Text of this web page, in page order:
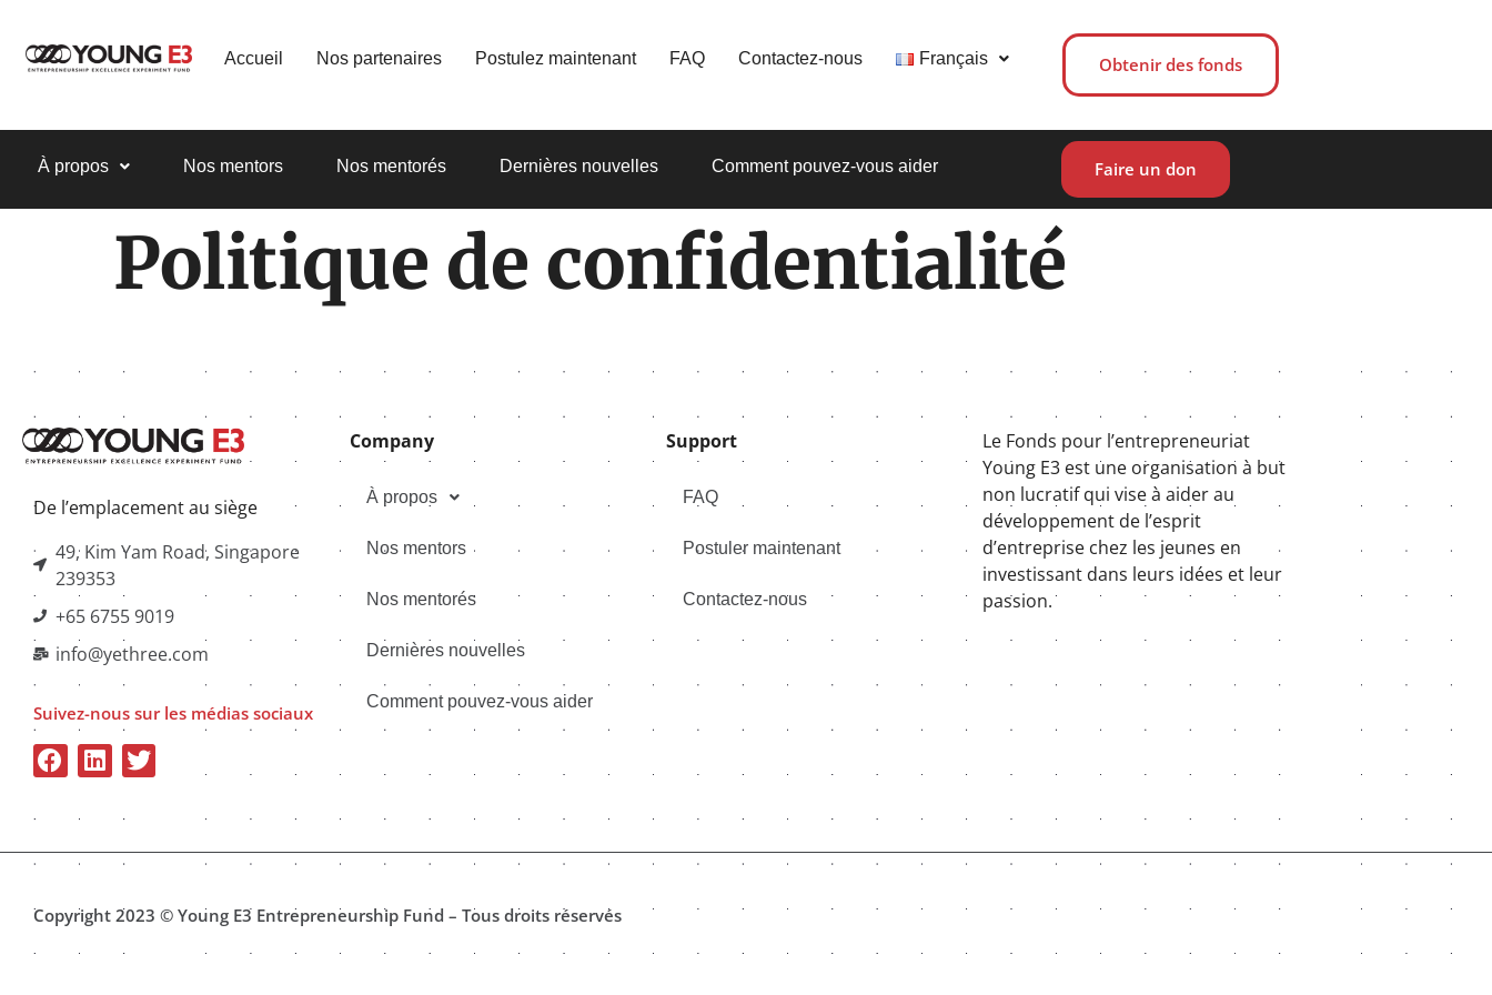
Accueil Nos partenaires Postulez maintenant FAQ Contactez-nous Français Obtenir des fonds
À propos Nos mentors Nos mentorés Dernières nouvelles Comment pouvez-vous aider Faire un don
Politique de confidentialité
De l’emplacement au siège
49, Kim Yam Road, Singapore
239353
+65 6755 9019
info@yethree.com
Suivez-nous sur les médias sociaux
Company
À propos
Nos mentors
Nos mentorés
Dernières nouvelles
Comment pouvez-vous aider
Support
FAQ
Postuler maintenant
Contactez-nous
Le Fonds pour l’entrepreneuriat
Young E3 est une organisation à but
non lucratif qui vise à aider au
développement de l’esprit
d’entreprise chez les jeunes en
investissant dans leurs idées et leur
passion.
Copyright 2023 © Young E3 Entrepreneurship Fund – Tous droits réservés